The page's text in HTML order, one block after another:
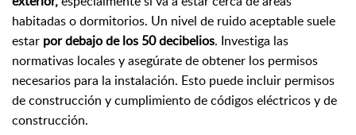
habitadas o dormitorios. Un nivel de ruido aceptable suele
estar por debajo de los 50 decibelios. Investiga las
normativas locales y asegúrate de obtener los permisos
necesarios para la instalación. Esto puede incluir permisos
de construcción y cumplimiento de códigos eléctricos y de
construcción.